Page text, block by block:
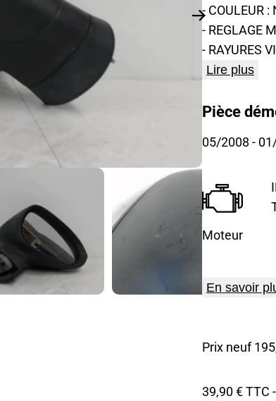
- COULEUR :
- REGLAGE
- RAYURES
Lire plus
Pièce
05/2008 -
Moteur
En savoir
Prix neuf
39,90 € TTC